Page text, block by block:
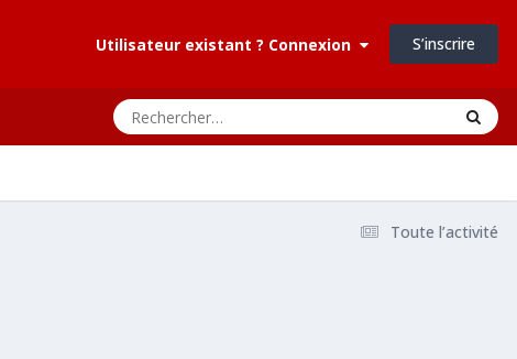
Utilisateur existant ? Connexion S’inscrire
Toute l’activité